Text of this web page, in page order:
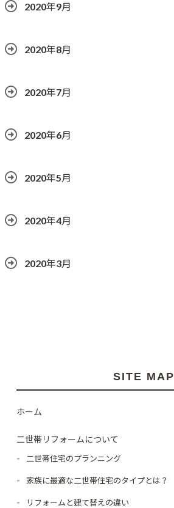
2020年9月
2020年8月
2020年7月
2020年6月
2020年5月
2020年4月
2020年3月
SITE MAP
ホーム
二世帯リフォームについて
二世帯住宅のプランニング
家族に最適な二世帯住宅のタイプとは？
リフォームと建て替えの違い